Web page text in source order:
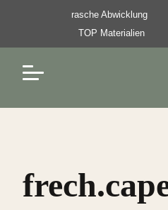
rasche Abwicklung
TOP Materialien
Navigation überspringen